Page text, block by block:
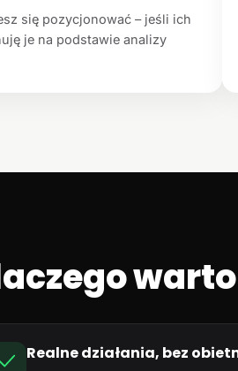
się pozycjonować – jeśli ich
je na podstawie analizy
Realne działania, bez